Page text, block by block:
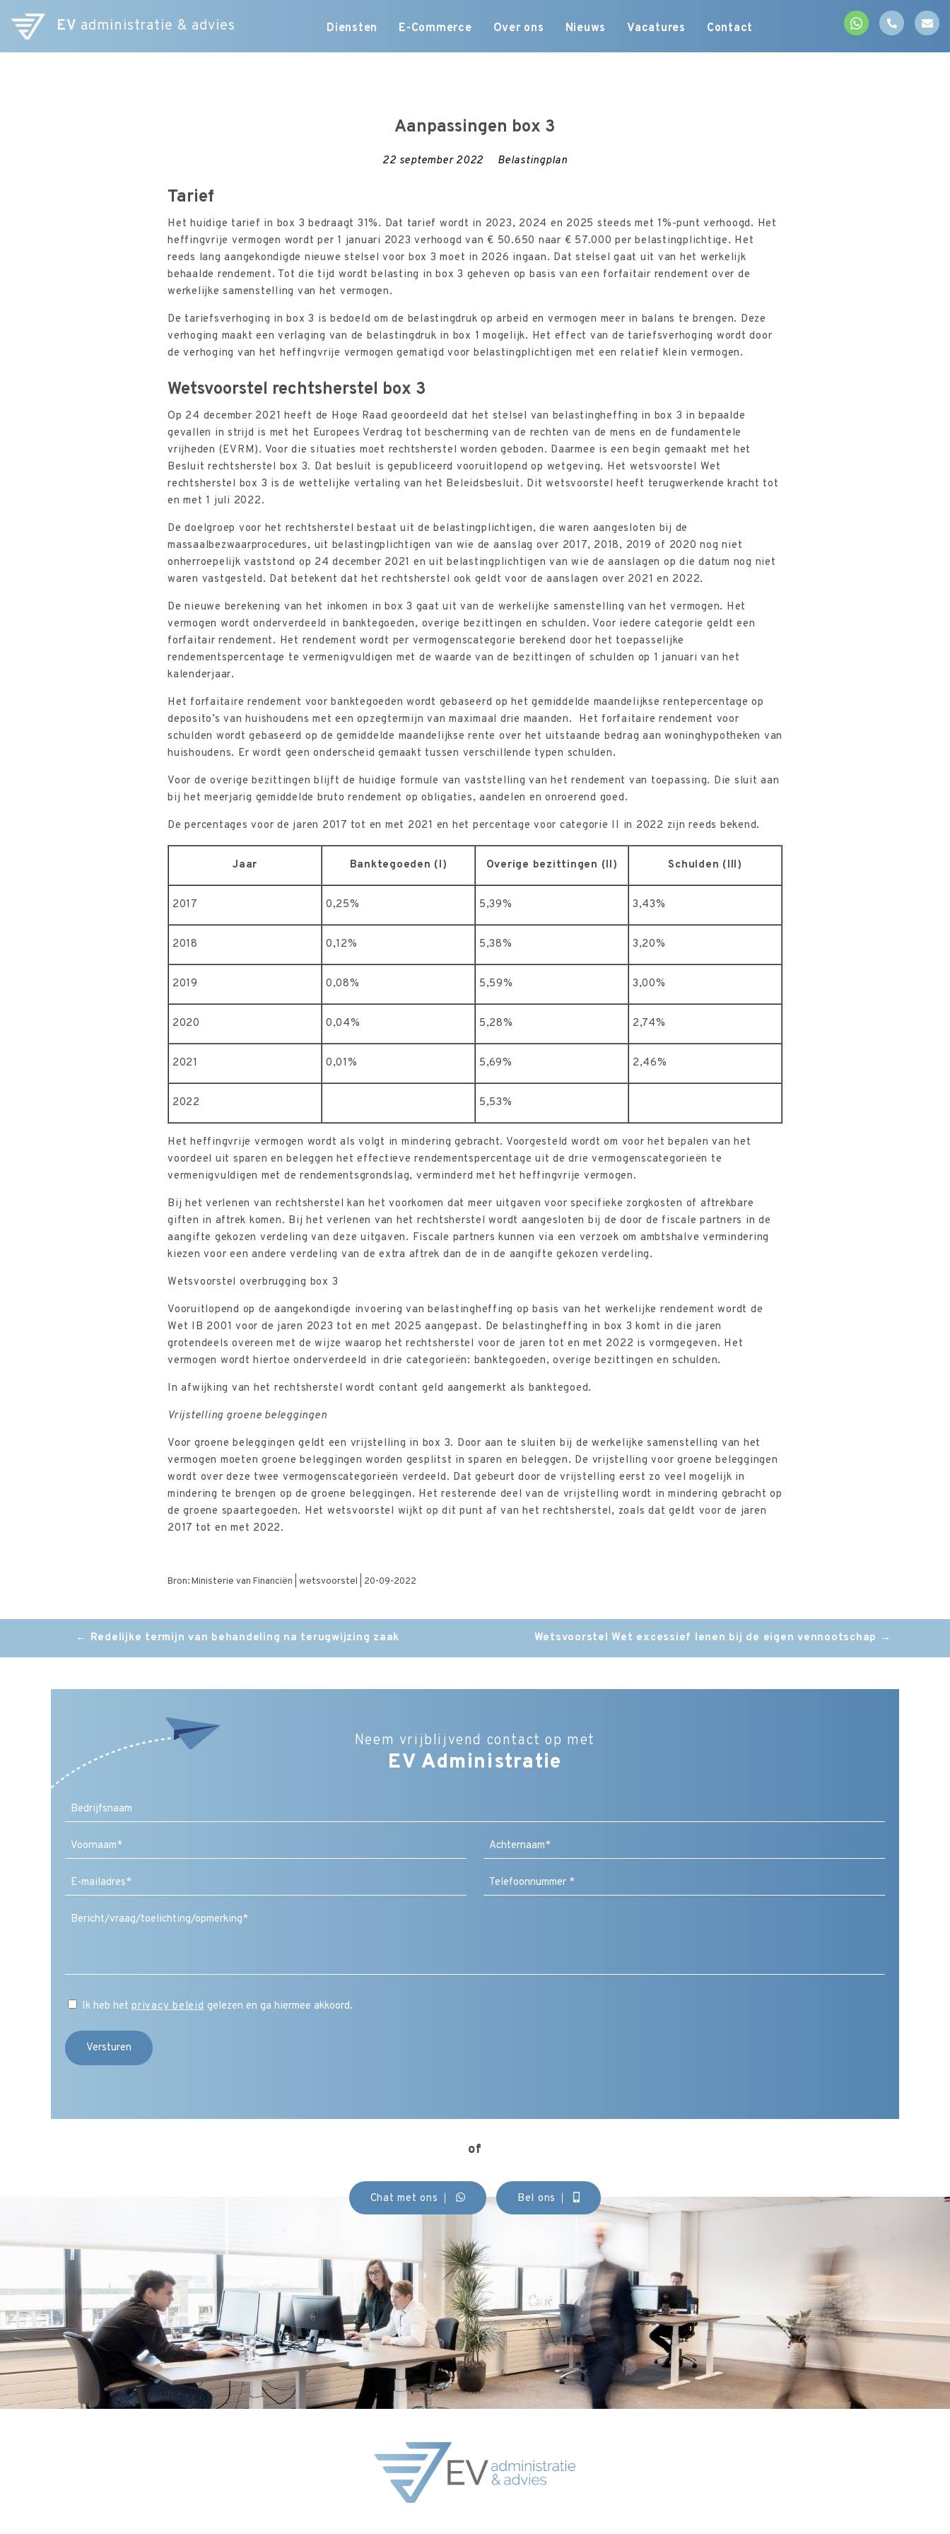
EV administratie & advies
Skip
content
Diensten E-Commerce Over ons Nieuws Vacatures Contact
Aanpassingen box 3
22 september 2022 Belastingplan
Tarief
Het huidige tarief in box 3 bedraagt 31%. Dat tarief wordt in 2023, 2024 en 2025 steeds met 1%-punt verhoogd. Het
heffingvrije vermogen wordt per 1 januari 2023 verhoogd van € 50.650 naar € 57.000 per belastingplichtige. Het
reeds lang aangekondigde nieuwe stelsel voor box 3 moet in 2026 ingaan. Dat stelsel gaat uit van het werkelijk
behaalde rendement. Tot die tijd wordt belasting in box 3 geheven op basis van een forfaitair rendement over de
werkelijke samenstelling van het vermogen.
De tariefsverhoging in box 3 is bedoeld om de belastingdruk op arbeid en vermogen meer in balans te brengen. Deze
verhoging maakt een verlaging van de belastingdruk in box 1 mogelijk. Het effect van de tariefsverhoging wordt door
de verhoging van het heffingvrije vermogen gematigd voor belastingplichtigen met een relatief klein vermogen.
Wetsvoorstel rechtsherstel box 3
Op 24 december 2021 heeft de Hoge Raad geoordeeld dat het stelsel van belastingheffing in box 3 in bepaalde
gevallen in strijd is met het Europees Verdrag tot bescherming van de rechten van de mens en de fundamentele
vrijheden (EVRM). Voor die situaties moet rechtsherstel worden geboden. Daarmee is een begin gemaakt met het
Besluit rechtsherstel box 3. Dat besluit is gepubliceerd vooruitlopend op wetgeving. Het wetsvoorstel Wet
rechtsherstel box 3 is de wettelijke vertaling van het Beleidsbesluit. Dit wetsvoorstel heeft terugwerkende kracht tot
en met 1 juli 2022.
De doelgroep voor het rechtsherstel bestaat uit de belastingplichtigen, die waren aangesloten bij de
massaalbezwaarprocedures, uit belastingplichtigen van wie de aanslag over 2017, 2018, 2019 of 2020 nog niet
onherroepelijk vaststond op 24 december 2021 en uit belastingplichtigen van wie de aanslagen op die datum nog niet
waren vastgesteld. Dat betekent dat het rechtsherstel ook geldt voor de aanslagen over 2021 en 2022.
De nieuwe berekening van het inkomen in box 3 gaat uit van de werkelijke samenstelling van het vermogen. Het
vermogen wordt onderverdeeld in banktegoeden, overige bezittingen en schulden. Voor iedere categorie geldt een
forfaitair rendement. Het rendement wordt per vermogenscategorie berekend door het toepasselijke
rendementspercentage te vermenigvuldigen met de waarde van de bezittingen of schulden op 1 januari van het
kalenderjaar.
Het forfaitaire rendement voor banktegoeden wordt gebaseerd op het gemiddelde maandelijkse rentepercentage op
deposito’s van huishoudens met een opzegtermijn van maximaal drie maanden. Het forfaitaire rendement voor
schulden wordt gebaseerd op de gemiddelde maandelijkse rente over het uitstaande bedrag aan woninghypotheken van
huishoudens. Er wordt geen onderscheid gemaakt tussen verschillende typen schulden.
Voor de overige bezittingen blijft de huidige formule van vaststelling van het rendement van toepassing. Die sluit aan
bij het meerjarig gemiddelde bruto rendement op obligaties, aandelen en onroerend goed.
De percentages voor de jaren 2017 tot en met 2021 en het percentage voor categorie II in 2022 zijn reeds bekend.
Jaar Banktegoeden (I) Overige bezittingen (II) Schulden (III)
2017 0,25% 5,39% 3,43%
2018 0,12% 5,38% 3,20%
2019 0,08% 5,59% 3,00%
2020 0,04% 5,28% 2,74%
2021 0,01% 5,69% 2,46%
2022 5,53%
Het heffingvrije vermogen wordt als volgt in mindering gebracht. Voorgesteld wordt om voor het bepalen van het
voordeel uit sparen en beleggen het effectieve rendementspercentage uit de drie vermogenscategorieën te
vermenigvuldigen met de rendementsgrondslag, verminderd met het heffingvrije vermogen.
Bij het verlenen van rechtsherstel kan het voorkomen dat meer uitgaven voor specifieke zorgkosten of aftrekbare
giften in aftrek komen. Bij het verlenen van het rechtsherstel wordt aangesloten bij de door de fiscale partners in de
aangifte gekozen verdeling van deze uitgaven. Fiscale partners kunnen via een verzoek om ambtshalve vermindering
kiezen voor een andere verdeling van de extra aftrek dan de in de aangifte gekozen verdeling.
Wetsvoorstel overbrugging box 3
Vooruitlopend op de aangekondigde invoering van belastingheffing op basis van het werkelijke rendement wordt de
Wet IB 2001 voor de jaren 2023 tot en met 2025 aangepast. De belastingheffing in box 3 komt in die jaren
grotendeels overeen met de wijze waarop het rechtsherstel voor de jaren tot en met 2022 is vormgegeven. Het
vermogen wordt hiertoe onderverdeeld in drie categorieën: banktegoeden, overige bezittingen en schulden.
In afwijking van het rechtsherstel wordt contant geld aangemerkt als banktegoed.
Vrijstelling groene beleggingen
Voor groene beleggingen geldt een vrijstelling in box 3. Door aan te sluiten bij de werkelijke samenstelling van het
vermogen moeten groene beleggingen worden gesplitst in sparen en beleggen. De vrijstelling voor groene beleggingen
wordt over deze twee vermogenscategorieën verdeeld. Dat gebeurt door de vrijstelling eerst zo veel mogelijk in
mindering te brengen op de groene beleggingen. Het resterende deel van de vrijstelling wordt in mindering gebracht op
de groene spaartegoeden. Het wetsvoorstel wijkt op dit punt af van het rechtsherstel, zoals dat geldt voor de jaren
2017 tot en met 2022.
Bron: Ministerie van Financiën | wetsvoorstel | 20-09-2022
navigation
← Redelijke termijn van behandeling na terugwijzing zaak Wetsvoorstel Wet excessief lenen bij de eigen vennootschap →
Neem vrijblijvend contact op met
EV Administratie
Naam
Ik heb het privacy beleidgelezen en ga hiermee akkoord.
of
Chat met ons Bel ons